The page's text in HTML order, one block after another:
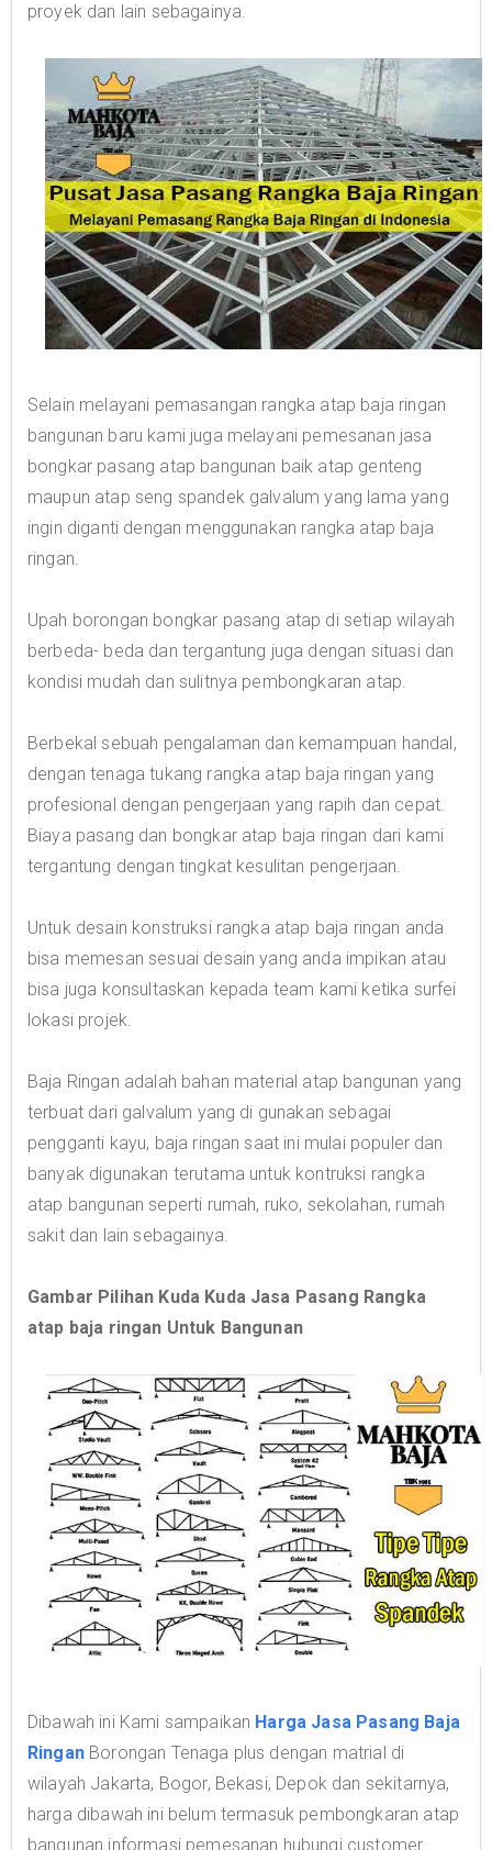
proyek dan lain sebagainya.
Selain melayani pemasangan rangka atap baja ringan
bangunan baru kami juga melayani pemesanan jasa
bongkar pasang atap bangunan baik atap genteng
maupun atap seng spandek galvalum yang lama yang
ingin diganti dengan menggunakan rangka atap baja
ringan.
Upah borongan bongkar pasang atap di setiap wilayah
berbeda- beda dan tergantung juga dengan situasi dan
kondisi mudah dan sulitnya pembongkaran atap.
Berbekal sebuah pengalaman dan kemampuan handal,
dengan tenaga tukang rangka atap baja ringan yang
profesional dengan pengerjaan yang rapih dan cepat.
Biaya pasang dan bongkar atap baja ringan dari kami
tergantung dengan tingkat kesulitan pengerjaan.
Untuk desain konstruksi rangka atap baja ringan anda
bisa memesan sesuai desain yang anda impikan atau
bisa juga konsultaskan kepada team kami ketika surfei
lokasi projek.
Baja Ringan adalah bahan material atap bangunan yang
terbuat dari galvalum yang di gunakan sebagai
pengganti kayu, baja ringan saat ini mulai populer dan
banyak digunakan terutama untuk kontruksi rangka
atap bangunan seperti rumah, ruko, sekolahan, rumah
sakit dan lain sebagainya.
Gambar Pilihan Kuda Kuda Jasa Pasang Rangka
atap baja ringan Untuk Bangunan
Dibawah ini Kami sampaikan Harga Jasa Pasang Baja
RinganBorongan Tenaga plus dengan matrial di
wilayah Jakarta, Bogor, Bekasi, Depok dan sekitarnya,
harga dibawah ini belum termasuk pembongkaran atap
bangunan informasi pemesanan hubungi customer